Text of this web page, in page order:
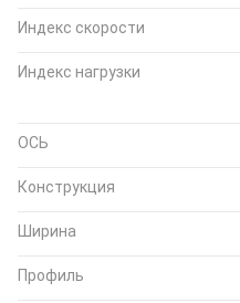
Индекс скорости
Индекс нагрузки
ОСЬ
Конструкция
Ширина
Профиль